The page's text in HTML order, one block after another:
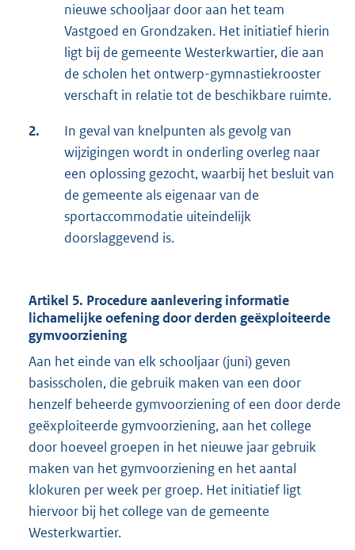
nieuwe schooljaar door aan het team
Vastgoed en Grondzaken. Het initiatief hierin
ligt bij de gemeente Westerkwartier, die aan
de scholen het ontwerp-gymnastiekrooster
verschaft in relatie tot de beschikbare ruimte.
2.
In geval van knelpunten als gevolg van
wijzigingen wordt in onderling overleg naar
een oplossing gezocht, waarbij het besluit van
de gemeente als eigenaar van de
sportaccommodatie uiteindelijk
doorslaggevend is.
Artikel 5. Procedure aanlevering informatie
lichamelijke oefening door derden geëxploiteerde
gymvoorziening
Aan het einde van elk schooljaar (juni) geven
basisscholen, die gebruik maken van een door
henzelf beheerde gymvoorziening of een door derde
geëxploiteerde gymvoorziening, aan het college
door hoeveel groepen in het nieuwe jaar gebruik
maken van het gymvoorziening en het aantal
klokuren per week per groep. Het initiatief ligt
hiervoor bij het college van de gemeente
Westerkwartier.